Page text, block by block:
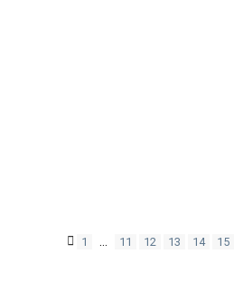
1 … 11 12 13 14 15